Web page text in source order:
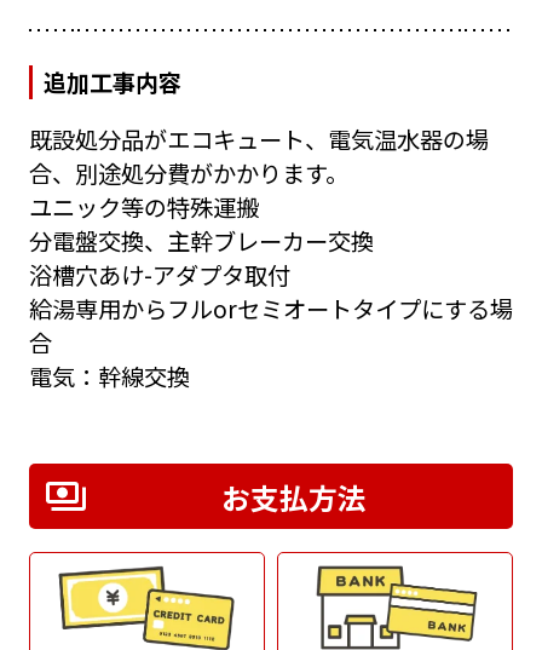
追加工事内容
既設処分品がエコキュート、電気温水器の場
合、別途処分費がかかります。
ユニック等の特殊運搬
分電盤交換、主幹ブレーカー交換
浴槽穴あけ-アダプタ取付
給湯専用からフルorセミオートタイプにする場
合
電気：幹線交換
お支払方法